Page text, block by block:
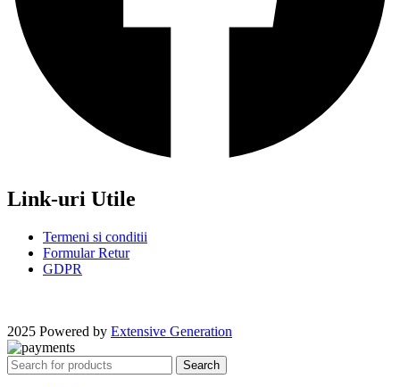
Link-uri Utile
Termeni si conditii
Formular Retur
GDPR
2025 Powered by Extensive Generation
Search